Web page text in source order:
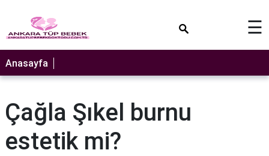
☰
Anasayfa
Çağla Şıkel burnu
estetik mi?